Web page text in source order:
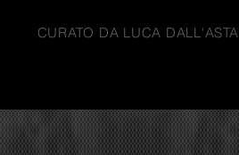
CURATO DA LUCA DALL'ASTA